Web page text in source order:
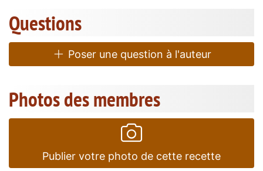
Questions
Poser une question à l'auteur
Photos des membres
Publier votre photo de cette recette